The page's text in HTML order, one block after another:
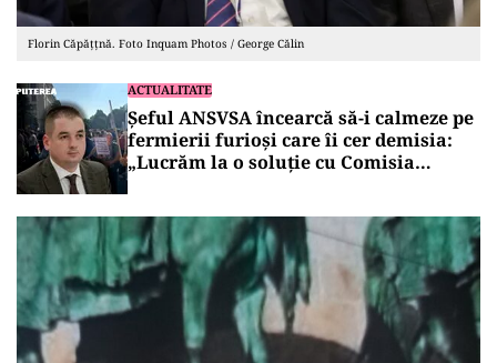
Florin Căpățțnă. Foto Inquam Photos / George Călin
ACTUALITATE
Șeful ANSVSA încearcă să-i calmeze pe
fermierii furioși care îi cer demisia:
„Lucrăm la o soluție cu Comisia